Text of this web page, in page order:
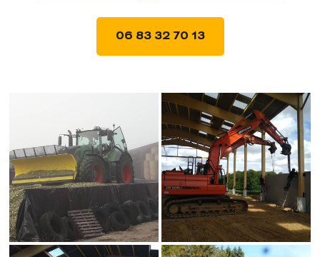
06 83 32 70 13